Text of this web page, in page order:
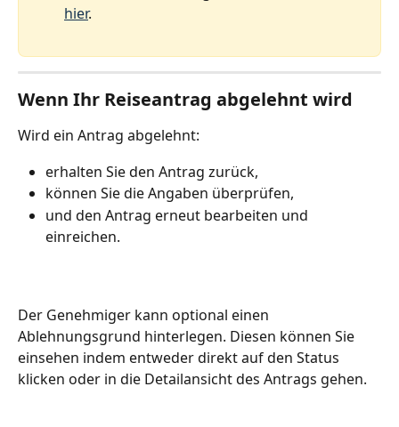
hier.
Wenn Ihr Reiseantrag abgelehnt wird
Wird ein Antrag abgelehnt:
erhalten Sie den Antrag zurück,
können Sie die Angaben überprüfen,
und den Antrag erneut bearbeiten und
einreichen.
Der Genehmiger kann optional einen
Ablehnungsgrund hinterlegen. Diesen können Sie
einsehen indem entweder direkt auf den Status
klicken oder in die Detailansicht des Antrags gehen.